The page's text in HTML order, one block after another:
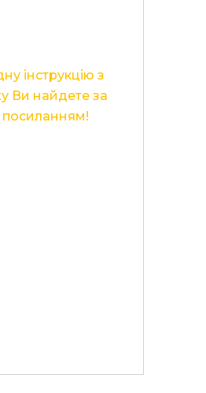
інструкцію з
Ви найдете за